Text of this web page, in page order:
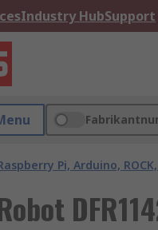
Industry HubSupport
Pi, Arduino,